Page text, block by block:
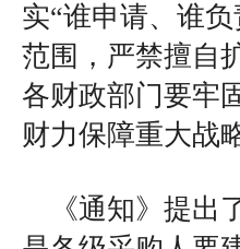
实“谁申请、谁
范围，严禁擅自
各财政部门要牢
财力保障重大战
《通知》提